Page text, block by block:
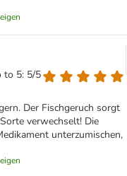
to 5: 5/5
Der Fischgeruch sorgt
verwechselt! Die
unterzumischen,